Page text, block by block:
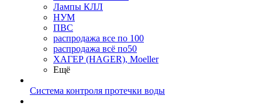
Лампы КЛЛ
НУМ
ПВС
распродажа все по 100
распродажа всё по50
ХАГЕР (HAGER), Moeller
Ещё
Система контроля протечки воды